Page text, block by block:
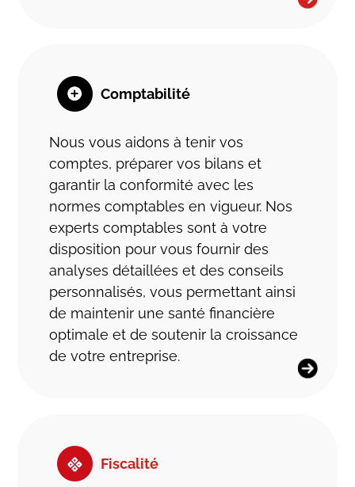
Comptabilité
Nous vous aidons à tenir vos
comptes, préparer vos bilans et
garantir la conformité avec les
normes comptables en vigueur. Nos
experts comptables sont à votre
disposition pour vous fournir des
analyses détaillées et des conseils
personnalisés, vous permettant ainsi
de maintenir une santé financière
optimale et de soutenir la croissance
de votre entreprise.
Fiscalité